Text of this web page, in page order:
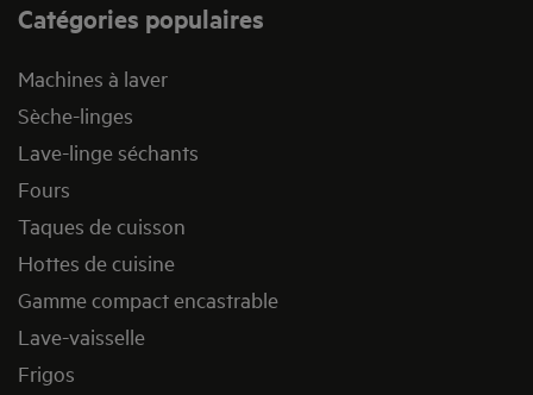
Catégories populaires
Machines à laver
Sèche-linges
Lave-linge séchants
Fours
Taques de cuisson
Hottes de cuisine
Gamme compact encastrable
Lave-vaisselle
Frigos